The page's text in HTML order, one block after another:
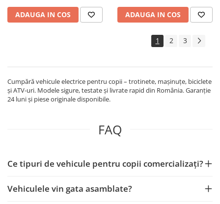
ADAUGA IN COS ADAUGA IN COS
1 2 3
Cumpără vehicule electrice pentru copii – trotinete, mașinuțe, biciclete
și ATV-uri. Modele sigure, testate și livrate rapid din România. Garanție
24 luni și piese originale disponibile.
FAQ
Ce tipuri de vehicule pentru copii comercializați?
Vehiculele vin gata asamblate?